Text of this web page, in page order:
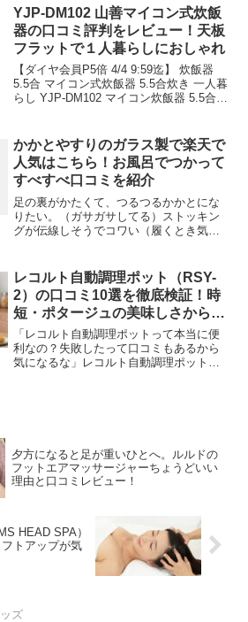
かも。元気に歩き続けるためには、下半
身の筋肉をしっかり鍛えることが大切で
す。そこでおすすめなのが、陸上長距離
界のレジェンド・千葉真子さん監修の
「Jogfoot 歩トレパッド」。EMSと温感
のWパワーで、自宅にいながらラクに歩
くための筋肉を鍛えられるアイテムで
す！
YJP-DM102 山善マイコン式炊飯
器の口コミ評判をレビュー！天板
フラットで１人暮らしにおしゃれ
【ダイヤ会員P5倍 4/4 9:59迄】 炊飯器
5.5合 マイコン式炊飯器 5.5合炊き 一人暮
らし YJP-DM102 マイコン炊飯器 5.5合炊
れ ...
かかとやすりのガラス製で楽天で
人気はこちら！お風呂でつかって
すべすべ口コミを紹介
足の裏がかたくて、つるつるかかとにな
りたい。（ガサガサしてる）ストッキン
グが伝線しそうでコワい（履くとき気に
ありますよ。ガラス製で、すごく便利で
す。ご紹介します。レビュ...
レコルト自動調理ポット（RSY-
2）の口コミ10選を徹底検証！時
短・ポタージュの美味しさからデ
メリットも
「レコルト自動調理ポットって本当に便
利なの？失敗したって口コミもあるから
気になるな」レコルト自動調理ポット
夕方になると足が重いひとへ。ルルドの
フットエアマッサージャーちょうどいい
理由と口コミレビュー！
HEAD SPA）
トアップが気
ズ